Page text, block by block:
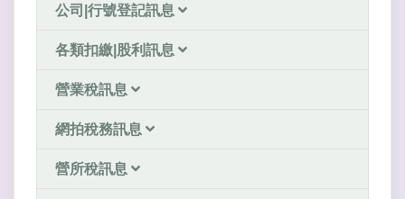
公司|行號登記訊息
各類扣繳|股利訊息
營業稅訊息
網拍稅務訊息
營所稅訊息